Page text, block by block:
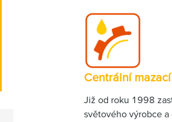
Centrální
Již od roku 1998
světového výrobce